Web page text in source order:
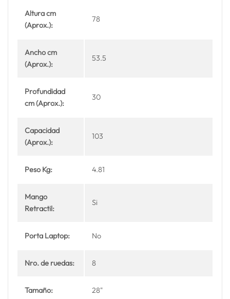
Altura cm
(Aprox.):
78
Ancho cm
(Aprox.):
53.5
Profundidad
cm (Aprox.):
30
Capacidad
(Aprox.):
103
Peso Kg: 4.81
Mango
Retractil:
Si
Porta Laptop: No
Nro. de ruedas: 8
Tamaño: 28"